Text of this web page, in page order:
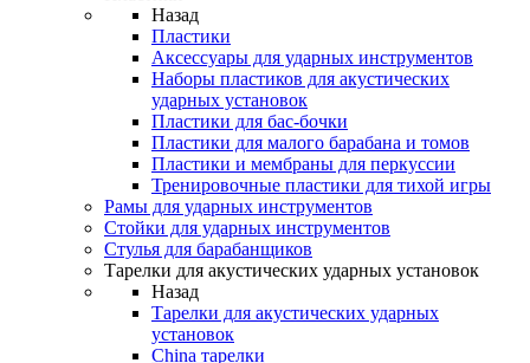
Назад
Пластики
Аксессуары для ударных инструментов
Наборы пластиков для акустических
ударных установок
Пластики для бас-бочки
Пластики для малого барабана и томов
Пластики и мембраны для перкуссии
Тренировочные пластики для тихой игры
Рамы для ударных инструментов
Стойки для ударных инструментов
Стулья для барабанщиков
Тарелки для акустических ударных установок
Назад
Тарелки для акустических ударных
установок
China тарелки